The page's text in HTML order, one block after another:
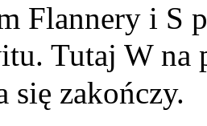
Flannery i S
Tutaj W na
się zakończy.